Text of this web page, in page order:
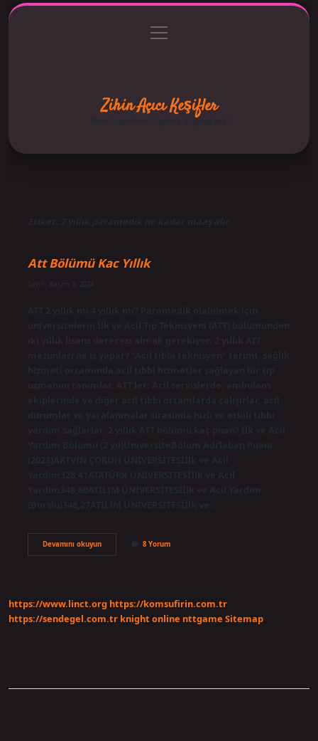
Gizlilik Politikası
menüyü
aç
Zihin Açıcı Keşifler
Merak uyandıran bilgilerle dünyaya bak!
Etiket: 2 yıllık paramedik ne kadar maaş alır
Att Bölümü Kac Yıllık
ATT 2 yıllık mı 4 yıllık mı? Paramedik olabilmek için
üniversitelerin İlk ve Acil Tıp Teknisyeni (ATT) bölümünden
iki yıllık lisans derecesi almak gerekiyor. 2 yıllık ATT
mezunları ne iş yapar? “Acil tıbbi teknisyen” terimi, sağlık
hizmeti ortamında acil tıbbi hizmetler sağlayan bir tıp
uzmanını tanımlar. ATT’ler; Acil servislerde, ambulans
ekiplerinde ve diğer acil tıbbi ortamlarda çalışırlar, acil
durumlar ve yaralanmalar sırasında hızlı ve etkili tıbbi
yardım sağlarlar. 2 yıllık ATT bölümü kaç puan? İlk ve Acil
Yardım Bölümü (2 yıl)ÜniversiteBölüm AdıTaban Puanı
(2023)ARTVİN ÇORUH ÜNİVERSİTESİİlk ve Acil
Yardım328,41ATATÜRK ÜNİVERSİTESİİlk ve Acil
Yardım348,60ATILIM ÜNİVERSİTESİİlk ve Acil Yardım
(Burslu)348,27ATILIM ÜNİVERSİTESİİlk ve…
Devamını okuyunAtt
Bölümü
8 Yorum
https://www.linct.org https://komsufirin.com.tr
https://sendegel.com.tr knight online nttgame Sitemap